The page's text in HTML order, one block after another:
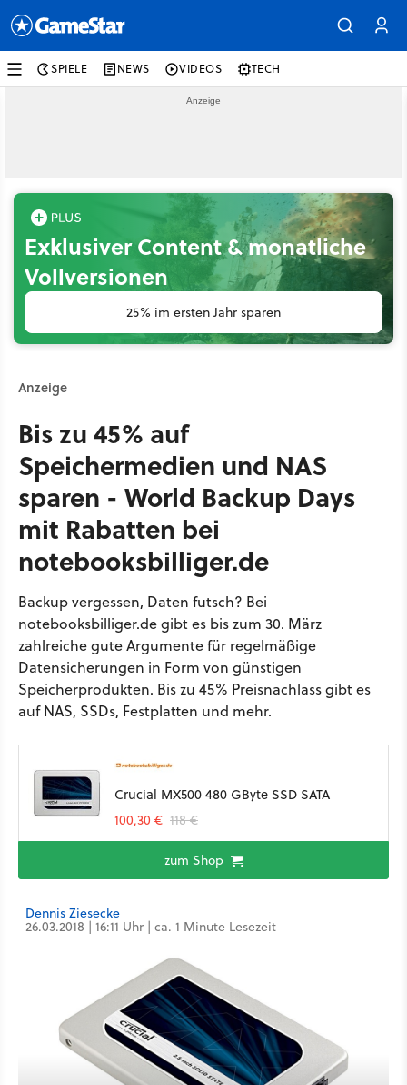
SPIELE NEWS VIDEOS TECH
Exklusiver Content & monatliche
Vollversionen
25% im ersten Jahr sparen
Anzeige
Bis zu 45% auf
Speichermedien und NAS
sparen - World Backup Days
mit Rabatten bei
notebooksbilliger.de
Backup vergessen, Daten futsch? Bei
notebooksbilliger.de gibt es bis zum 30. März
zahlreiche gute Argumente für regelmäßige
Datensicherungen in Form von günstigen
Speicherprodukten. Bis zu 45% Preisnachlass gibt es
auf NAS, SSDs, Festplatten und mehr.
Crucial MX500 480 GByte SSD SATA
100,30 € 118 €
zum Shop
Dennis Ziesecke
26.03.2018 | 16:11 Uhr | ca. 1 Minute Lesezeit